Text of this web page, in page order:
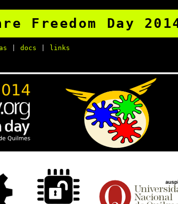
Freedom Day
docs links